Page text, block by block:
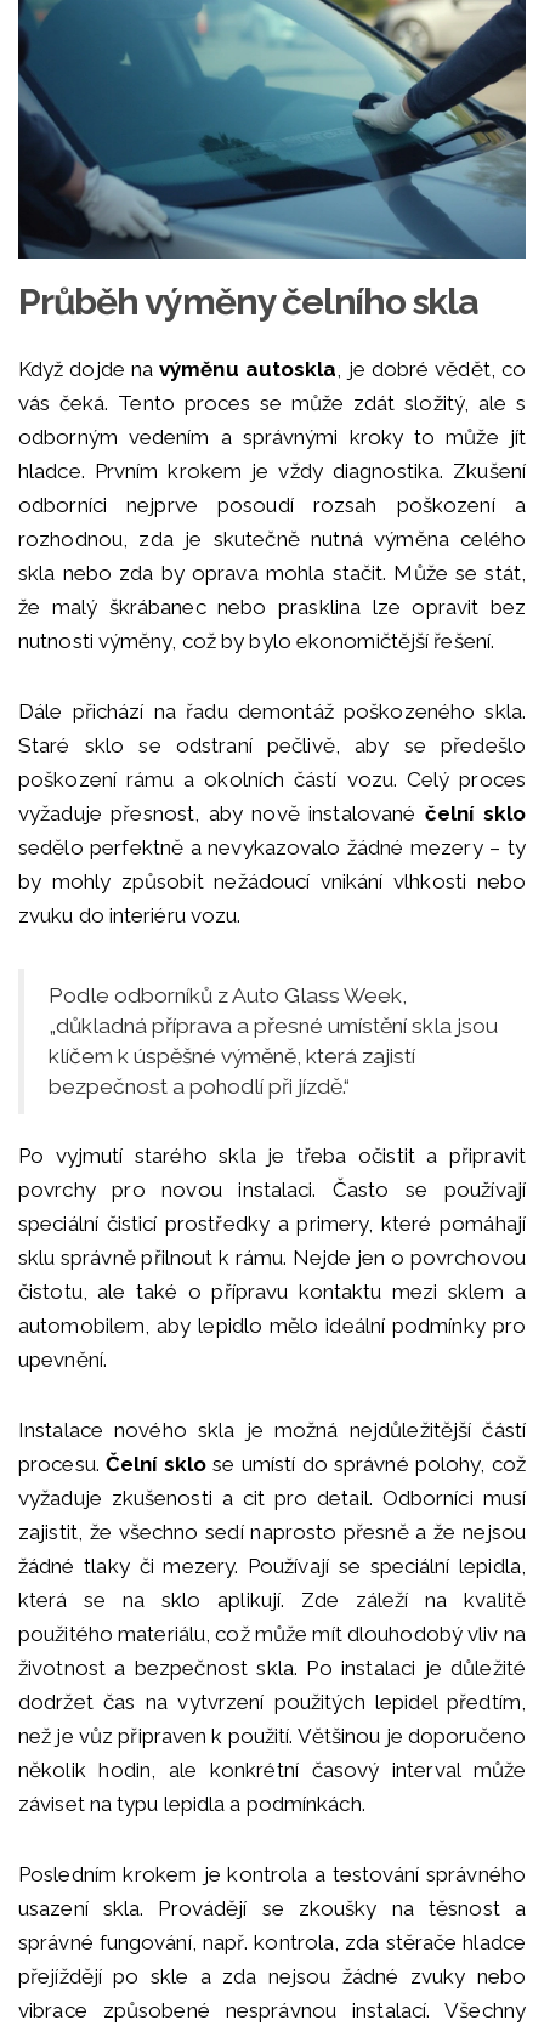
Průběh výměny čelního skla
Když dojde navýměnu autoskla, je dobré vědět, co
vás čeká. Tento proces se může zdát složitý, ale s
odborným vedením a správnými kroky to může jít
hladce. Prvním krokem je vždy diagnostika. Zkušení
odborníci nejprve posoudí rozsah poškození a
rozhodnou, zda je skutečně nutná výměna celého
skla nebo zda by oprava mohla stačit. Může se stát,
že malý škrábanec nebo prasklina lze opravit bez
nutnosti výměny, což by bylo ekonomičtější řešení.
Dále přichází na řadu demontáž poškozeného skla.
Staré sklo se odstraní pečlivě, aby se předešlo
poškození rámu a okolních částí vozu. Celý proces
vyžaduje přesnost, aby nově instalované čelní sklo
sedělo perfektně a nevykazovalo žádné mezery – ty
by mohly způsobit nežádoucí vnikání vlhkosti nebo
zvuku do interiéru vozu.
Podle odborníků z Auto Glass Week,
„důkladná příprava a přesné umístění skla jsou
klíčem k úspěšné výměně, která zajistí
bezpečnost a pohodlí při jízdě.“
Po vyjmutí starého skla je třeba očistit a připravit
povrchy pro novou instalaci. Často se používají
speciální čisticí prostředky a primery, které pomáhají
sklu správně přilnout k rámu. Nejde jen o povrchovou
čistotu, ale také o přípravu kontaktu mezi sklem a
automobilem, aby lepidlo mělo ideální podmínky pro
upevnění.
Instalace nového skla je možná nejdůležitější částí
procesu. Čelní sklo se umístí do správné polohy, což
vyžaduje zkušenosti a cit pro detail. Odborníci musí
zajistit, že všechno sedí naprosto přesně a že nejsou
žádné tlaky či mezery. Používají se speciální lepidla,
která se na sklo aplikují. Zde záleží na kvalitě
použitého materiálu, což může mít dlouhodobý vliv na
životnost a bezpečnost skla. Po instalaci je důležité
dodržet čas na vytvrzení použitých lepidel předtím,
než je vůz připraven k použití. Většinou je doporučeno
několik hodin, ale konkrétní časový interval může
záviset na typu lepidla a podmínkách.
Posledním krokem je kontrola a testování správného
usazení skla. Provádějí se zkoušky na těsnost a
správné fungování, např. kontrola, zda stěrače hladce
přejíždějí po skle a zda nejsou žádné zvuky nebo
vibrace způsobené nesprávnou instalací. Všechny